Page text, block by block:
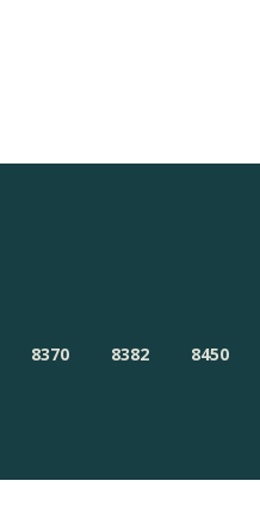
8370 8382 8450